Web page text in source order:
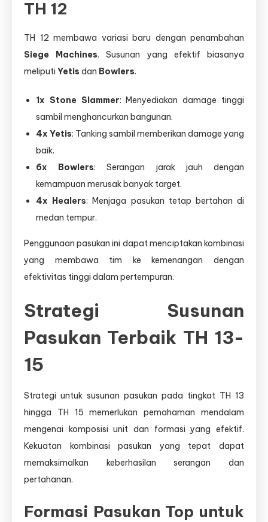
TH 12
TH 12 membawa variasi baru dengan penambahan
Siege Machines. Susunan yang efektif biasanya
meliputi Yetis dan Bowlers.
1x Stone Slammer: Menyediakan damage tinggi
sambil menghancurkan bangunan.
4x Yetis: Tanking sambil memberikan damage yang
baik.
6x Bowlers: Serangan jarak jauh dengan
kemampuan merusak banyak target.
4x Healers: Menjaga pasukan tetap bertahan di
medan tempur.
Penggunaan pasukan ini dapat menciptakan kombinasi
yang membawa tim ke kemenangan dengan
efektivitas tinggi dalam pertempuran.
Strategi Susunan
Pasukan Terbaik TH 13-
15
Strategi untuk susunan pasukan pada tingkat TH 13
hingga TH 15 memerlukan pemahaman mendalam
mengenai komposisi unit dan formasi yang efektif.
Kekuatan kombinasi pasukan yang tepat dapat
memaksimalkan keberhasilan serangan dan
pertahanan.
Formasi Pasukan Top untuk